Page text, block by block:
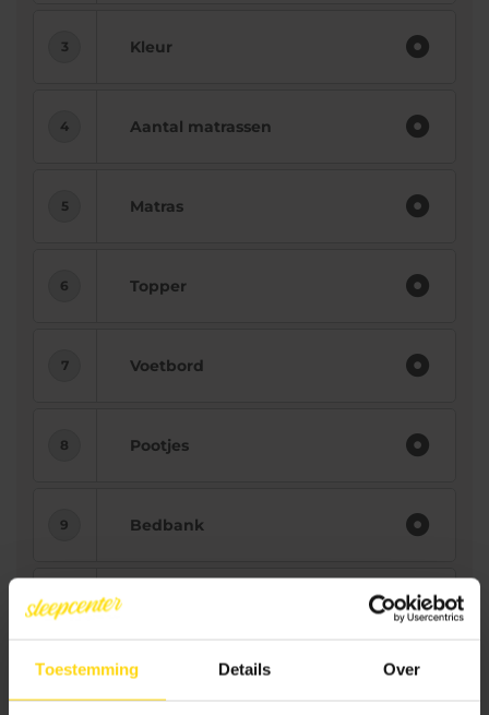
Toestemming Details Over
Kleur
Aantal matrassen
Matras
Topper
Voetbord
Pootjes
Bedbank
Bezorging